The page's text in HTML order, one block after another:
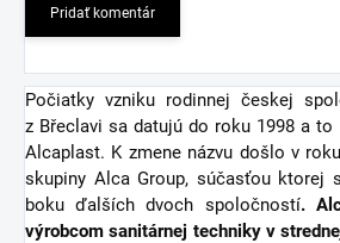
Pridať komentár
Počiatky vzniku rodinnej českej
z Břeclavi sa datujú do roku 1998 a to
Alcaplast. K zmene názvu došlo v
skupiny Alca Group, súčasťou ktorej
boku ďalších dvoch spoločností.
výrobcom sanitárnej techniky v